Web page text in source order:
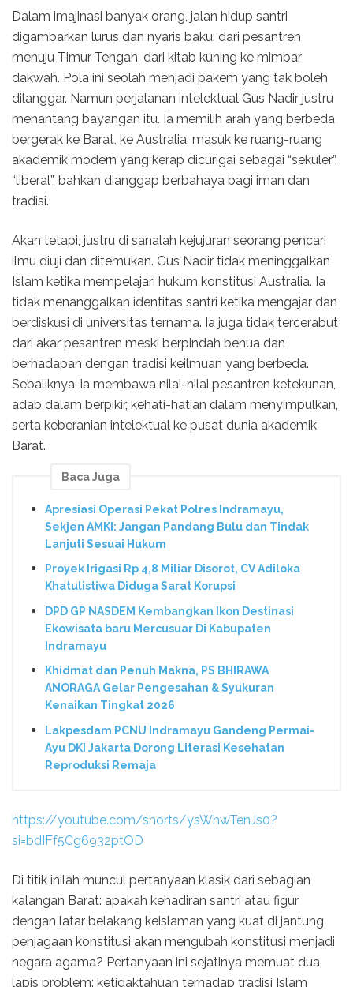
Dalam imajinasi banyak orang, jalan hidup santri
digambarkan lurus dan nyaris baku: dari pesantren
menuju Timur Tengah, dari kitab kuning ke mimbar
dakwah. Pola ini seolah menjadi pakem yang tak boleh
dilanggar. Namun perjalanan intelektual Gus Nadir justru
menantang bayangan itu. Ia memilih arah yang berbeda
bergerak ke Barat, ke Australia, masuk ke ruang-ruang
akademik modern yang kerap dicurigai sebagai “sekuler”,
“liberal”, bahkan dianggap berbahaya bagi iman dan
tradisi.
Akan tetapi, justru di sanalah kejujuran seorang pencari
ilmu diuji dan ditemukan. Gus Nadir tidak meninggalkan
Islam ketika mempelajari hukum konstitusi Australia. Ia
tidak menanggalkan identitas santri ketika mengajar dan
berdiskusi di universitas ternama. Ia juga tidak tercerabut
dari akar pesantren meski berpindah benua dan
berhadapan dengan tradisi keilmuan yang berbeda.
Sebaliknya, ia membawa nilai-nilai pesantren ketekunan,
adab dalam berpikir, kehati-hatian dalam menyimpulkan,
serta keberanian intelektual ke pusat dunia akademik
Barat.
Baca Juga
Apresiasi Operasi Pekat Polres Indramayu,
Sekjen AMKI: Jangan Pandang Bulu dan Tindak
Lanjuti Sesuai Hukum
Proyek Irigasi Rp 4,8 Miliar Disorot, CV Adiloka
Khatulistiwa Diduga Sarat Korupsi
DPD GP NASDEM Kembangkan Ikon Destinasi
Ekowisata baru Mercusuar Di Kabupaten
Indramayu
Khidmat dan Penuh Makna, PS BHIRAWA
ANORAGA Gelar Pengesahan & Syukuran
Kenaikan Tingkat 2026
Lakpesdam PCNU Indramayu Gandeng Permai-
Ayu DKI Jakarta Dorong Literasi Kesehatan
Reproduksi Remaja
https://youtube.com/shorts/ysWhwTenJs0?
si=bdIFf5Cg6932ptOD
Di titik inilah muncul pertanyaan klasik dari sebagian
kalangan Barat: apakah kehadiran santri atau figur
dengan latar belakang keislaman yang kuat di jantung
penjagaan konstitusi akan mengubah konstitusi menjadi
negara agama? Pertanyaan ini sejatinya memuat dua
lapis problem: ketidaktahuan terhadap tradisi Islam